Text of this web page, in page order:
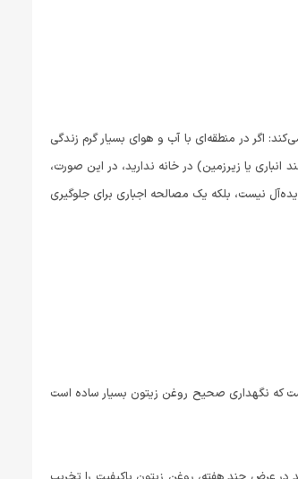
اگر در منطقه‌ای با آب و هوای بسیار گرم زندگی
مکان خنک و تاریکی (مانند انباری یا زیرزمین) در خانه ندارید، در این صورت،
نیست، بلکه یک مصالحه اجباری برای جلوگیری
که نگهداری صحیح روغن زیتون بسیار ساده است